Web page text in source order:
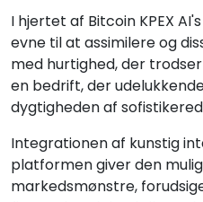
I hjertet af Bitcoin KPEX
evne til at assimilere og
med hurtighed, der
en bedrift, der
dygtigheden af
Integrationen af kunstig
platformen giver den
markedsmønstre,